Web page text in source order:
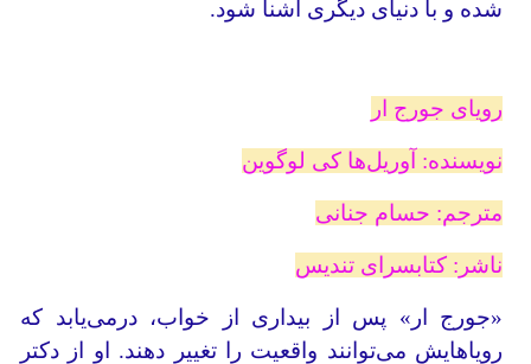
شده و با دنیای دیگری آشنا شود.
رویای جورج ار
نویسنده: آوریل‌ها کی لوگوین
مترجم: حسام جنانی
ناشر: کتابسرای تندیس
«جورج ار» پس از بیداری از خواب، درمی‌یابد که
رویاهایش می‌توانند واقعیت را تغییر دهند. او از دکتر